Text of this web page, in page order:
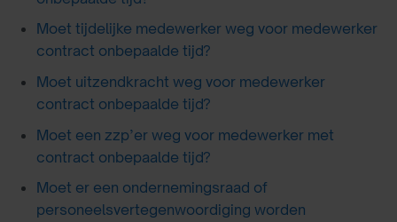
Moet tijdelijke medewerker weg voor medewerker
contract onbepaalde tijd?
Moet uitzendkracht weg voor medewerker
contract onbepaalde tijd?
Moet een zzp’er weg voor medewerker met
contract onbepaalde tijd?
Moet er een ondernemingsraad of
personeelsvertegenwoordiging worden